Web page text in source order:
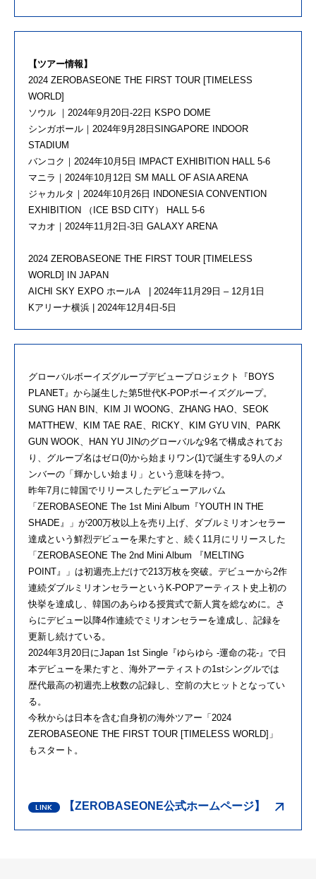
【ツアー情報】
2024 ZEROBASEONE THE FIRST TOUR [TIMELESS
WORLD]
ソウル ｜2024年9月20日-22日 KSPO DOME
シンガポール｜2024年9月28日SINGAPORE INDOOR
STADIUM
バンコク｜2024年10月5日 IMPACT EXHIBITION HALL 5-6
マニラ｜2024年10月12日 SM MALL OF ASIA ARENA
ジャカルタ｜2024年10月26日 INDONESIA CONVENTION
EXHIBITION （ICE BSD CITY） HALL 5-6
マカオ｜2024年11月2日-3日 GALAXY ARENA
2024 ZEROBASEONE THE FIRST TOUR [TIMELESS
WORLD] IN JAPAN
AICHI SKY EXPO ホールA | 2024年11月29日 – 12月1日
Kアリーナ横浜 | 2024年12月4日-5日
グローバルボーイズグループデビュープロジェクト『BOYS
PLANET』から誕生した第5世代K-POPボーイズグループ。
SUNG HAN BIN、KIM JI WOONG、ZHANG HAO、SEOK
MATTHEW、KIM TAE RAE、RICKY、KIM GYU VIN、PARK
GUN WOOK、HAN YU JINのグローバルな9名で構成されてお
り、グループ名はゼロ(0)から始まりワン(1)で誕生する9人のメ
ンバーの「輝かしい始まり」という意味を持つ。
昨年7月に韓国でリリースしたデビューアルバム
「ZEROBASEONE The 1st Mini Album『YOUTH IN THE
SHADE』」が200万枚以上を売り上げ、ダブルミリオンセラー
達成という鮮烈デビューを果たすと、続く11月にリリースした
「ZEROBASEONE The 2nd Mini Album 『MELTING
POINT』」は初週売上だけで213万枚を突破。デビューから2作
連続ダブルミリオンセラーというK-POPアーティスト史上初の
快挙を達成し、韓国のあらゆる授賞式で新人賞を総なめに。さ
らにデビュー以降4作連続でミリオンセラーを達成し、記録を
更新し続けている。
2024年3月20日にJapan 1st Single『ゆらゆら -運命の花-』で日
本デビューを果たすと、海外アーティストの1stシングルでは
歴代最高の初週売上枚数の記録し、空前の大ヒットとなってい
る。
今秋からは日本を含む自身初の海外ツアー「2024
ZEROBASEONE THE FIRST TOUR [TIMELESS WORLD]」
もスタート。
【ZEROBASEONE公式ホームページ】